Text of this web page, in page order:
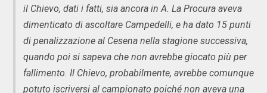
il Chievo, dati i fatti, sia ancora in A. La Procura aveva
dimenticato di ascoltare Campedelli, e ha dato 15 punti
di penalizzazione al Cesena nella stagione successiva,
quando poi si sapeva che non avrebbe giocato più per
fallimento. Il Chievo, probabilmente, avrebbe comunque
potuto iscriversi al campionato poiché non aveva una